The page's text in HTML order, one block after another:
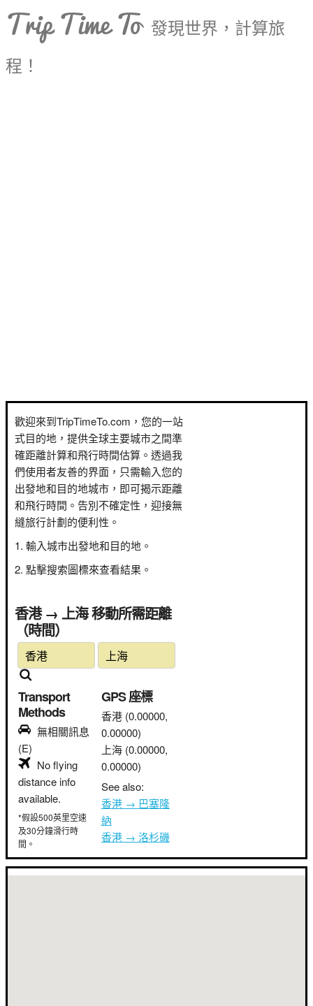
Trip Time To 發現世界，計算旅
程！
歡迎來到TripTimeTo.com，您的一站
式目的地，提供全球主要城市之間準
確距離計算和飛行時間估算。透過我
們使用者友善的界面，只需輸入您的
出發地和目的地城市，即可揭示距離
和飛行時間。告別不確定性，迎接無
縫旅行計劃的便利性。
輸入城市出發地和目的地。
點擊搜索圖標來查看結果。
香港 → 上海 移動所需距離
（時間）
Transport
Methods
無相關訊息
(E)
No flying
distance info
available.
*假設500英里空速
及30分鐘滑行時
間。
GPS 座標
香港 (0.00000,
0.00000)
上海 (0.00000,
0.00000)
See also:
香港 → 巴塞隆
納
香港 → 洛杉磯